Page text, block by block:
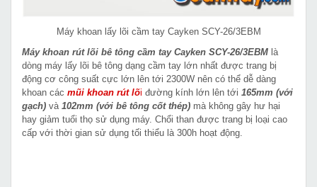
Máy khoan lấy lõi cầm tay Cayken SCY-26/3EBM
Máy khoan rút lõi bê tông cầm tay Cayken SCY-26/3EBM là
dòng máy lấy lõi bê tông dạng cầm tay lớn nhất được trang bị
động cơ công suất cực lớn lên tới 2300W nên có thể dễ dàng
khoan các mũi khoan rút lõi đường kính lớn lên tới 165mm (với
gạch) và 102mm (với bê tông cốt thép) mà không gây hư hại
hay giảm tuổi thọ sử dụng máy. Chổi than được trang bị loại cao
cấp với thời gian sử dụng tối thiểu là 300h hoạt động.